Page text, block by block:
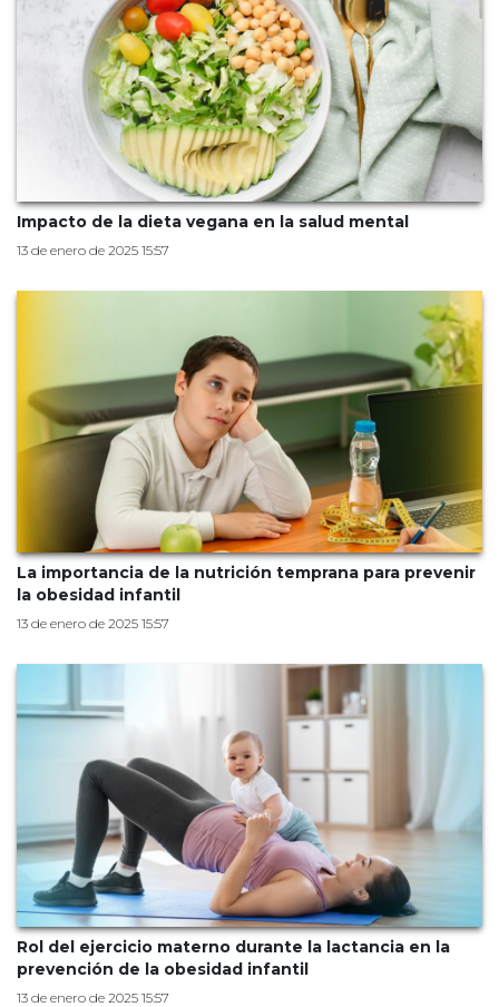
Impacto de la dieta vegana en la salud mental
13 de enero de 2025 15:57
La importancia de la nutrición temprana para prevenir
la obesidad infantil
13 de enero de 2025 15:57
Rol del ejercicio materno durante la lactancia en la
prevención de la obesidad infantil
13 de enero de 2025 15:57